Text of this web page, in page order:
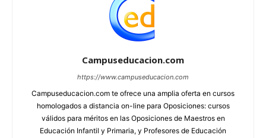
Campuseducacion.com
https://www.campuseducacion.com
Campuseducacion.com te ofrece una amplia oferta en cursos
homologados a distancia on-line para Oposiciones: cursos
válidos para méritos en las Oposiciones de Maestros en
Educación Infantil y Primaria, y Profesores de Educación